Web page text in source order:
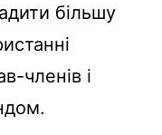
більшу
членів і